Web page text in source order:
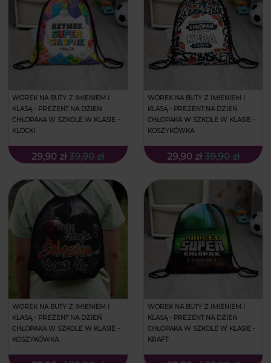
WOREK NA BUTY Z IMIENIEM I
KLASĄ - PREZENT NA DZIEŃ
CHŁOPAKA W SZKOLE W KLASIE -
KLOCKI
29,90 zł 39,90 zł
WOREK NA BUTY Z IMIENIEM I
KLASĄ - PREZENT NA DZIEŃ
CHŁOPAKA W SZKOLE W KLASIE -
KOSZYKÓWKA
29,90 zł 39,90 zł
WOREK NA BUTY Z IMIENIEM I
KLASĄ - PREZENT NA DZIEŃ
CHŁOPAKA W SZKOLE W KLASIE -
KOSZYKÓWKA
WOREK NA BUTY Z IMIENIEM I
KLASĄ - PREZENT NA DZIEŃ
CHŁOPAKA W SZKOLE W KLASIE -
KRAFT